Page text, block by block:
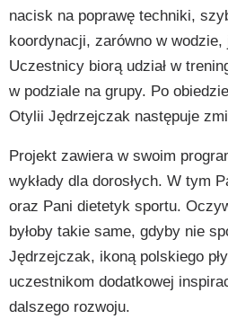
nacisk na poprawę techniki,
koordynacji, zarówno w wodzie,
Uczestnicy biorą udział w
w podziale na grupy. Po
Otylii Jędrzejczak następuje
Projekt zawiera w swoim
wykłady dla dorosłych. W tym
oraz Pani dietetyk sportu.
byłoby takie same, gdyby nie
Jędrzejczak, ikoną polskiego
uczestnikom dodatkowej
dalszego rozwoju.